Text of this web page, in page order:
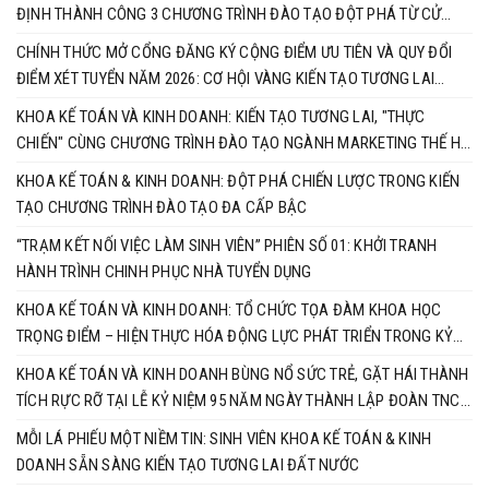
ĐỊNH THÀNH CÔNG 3 CHƯƠNG TRÌNH ĐÀO TẠO ĐỘT PHÁ TỪ CỬ
NHÂN ĐẾN TIẾN SĨ
CHÍNH THỨC MỞ CỔNG ĐĂNG KÝ CỘNG ĐIỂM ƯU TIÊN VÀ QUY ĐỔI
ĐIỂM XÉT TUYỂN NĂM 2026: CƠ HỘI VÀNG KIẾN TẠO TƯƠNG LAI
CÙNG KHOA KẾ TOÁN & KINH DOANH
KHOA KẾ TOÁN VÀ KINH DOANH: KIẾN TẠO TƯƠNG LAI, "THỰC
CHIẾN" CÙNG CHƯƠNG TRÌNH ĐÀO TẠO NGÀNH MARKETING THẾ HỆ
KHOA KẾ TOÁN & KINH DOANH: ĐỘT PHÁ CHIẾN LƯỢC TRONG KIẾN
TẠO CHƯƠNG TRÌNH ĐÀO TẠO ĐA CẤP BẬC
“TRẠM KẾT NỐI VIỆC LÀM SINH VIÊN” PHIÊN SỐ 01: KHỞI TRANH
HÀNH TRÌNH CHINH PHỤC NHÀ TUYỂN DỤNG
KHOA KẾ TOÁN VÀ KINH DOANH: TỔ CHỨC TỌA ĐÀM KHOA HỌC
TRỌNG ĐIỂM – HIỆN THỰC HÓA ĐỘNG LỰC PHÁT TRIỂN TRONG KỶ
NGUYÊN MỚI
KHOA KẾ TOÁN VÀ KINH DOANH BÙNG NỔ SỨC TRẺ, GẶT HÁI THÀNH
TÍCH RỰC RỠ TẠI LỄ KỶ NIỆM 95 NĂM NGÀY THÀNH LẬP ĐOÀN TNCS
HỒ CHÍ MINH
MỖI LÁ PHIẾU MỘT NIỀM TIN: SINH VIÊN KHOA KẾ TOÁN & KINH
DOANH SẴN SÀNG KIẾN TẠO TƯƠNG LAI ĐẤT NƯỚC